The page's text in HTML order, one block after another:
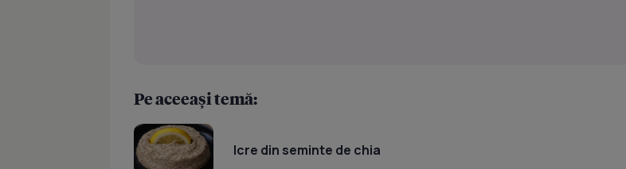
Pe aceeași temă:
Icre din seminte de chia